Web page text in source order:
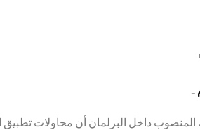
ـ
داخل البرلمان أن محاولات تطبيق